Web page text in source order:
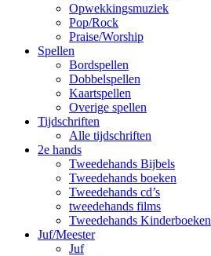
Opwekkingsmuziek
Pop/Rock
Praise/Worship
Spellen
Bordspellen
Dobbelspellen
Kaartspellen
Overige spellen
Tijdschriften
Alle tijdschriften
2e hands
Tweedehands Bijbels
Tweedehands boeken
Tweedehands cd’s
tweedehands films
Tweedehands Kinderboeken
Juf/Meester
Juf